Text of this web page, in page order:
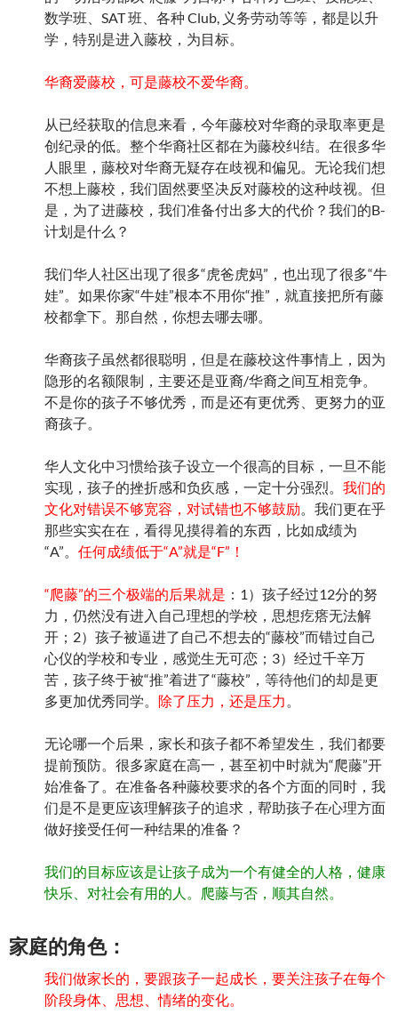
数学班、SAT 班、各种 Club, 义务劳动等等，都是以升
学，特别是进入藤校，为目标。
华裔爱藤校，可是藤校不爱华裔。
从已经获取的信息来看，今年藤校对华裔的录取率更是
创纪录的低。整个华裔社区都在为藤校纠结。在很多华
人眼里，藤校对华裔无疑存在歧视和偏见。无论我们想
不想上藤校，我们固然要坚决反对藤校的这种歧视。但
是，为了进藤校，我们准备付出多大的代价？我们的B-
计划是什么？
我们华人社区出现了很多“虎爸虎妈”，也出现了很多“牛
娃”。如果你家“牛娃”根本不用你“推”，就直接把所有藤
校都拿下。那自然，你想去哪去哪。
华裔孩子虽然都很聪明，但是在藤校这件事情上，因为
隐形的名额限制，主要还是亚裔/华裔之间互相竞争。
不是你的孩子不够优秀，而是还有更优秀、更努力的亚
裔孩子。
华人文化中习惯给孩子设立一个很高的目标，一旦不能
实现，孩子的挫折感和负疚感，一定十分强烈。 我们的
文化对错误不够宽容，对试错也不够鼓励。我们更在乎
那些实实在在，看得见摸得着的东西，比如成绩为
“A”。 任何成绩低于“A”就是“F”！
“爬藤”的三个极端的后果就是 ：1）孩子经过12分的努
力，仍然没有进入自己理想的学校，思想疙瘩无法解
开；2）孩子被逼进了自己不想去的“藤校”而错过自己
心仪的学校和专业，感觉生无可恋；3）经过千辛万
苦，孩子终于被“推”着进了“藤校”，等待他们的却是更
多更加优秀同学。 除了压力，还是压力 。
无论哪一个后果，家长和孩子都不希望发生，我们都要
提前预防。很多家庭在高一，甚至初中时就为“爬藤”开
始准备了。在准备各种藤校要求的各个方面的同时，我
们是不是更应该理解孩子的追求，帮助孩子在心理方面
做好接受任何一种结果的准备？
我们的目标应该是让孩子成为一个有健全的人格，健康
快乐、对社会有用的人。爬藤与否，顺其自然。
家庭的角色：
我们做家长的，要跟孩子一起成长，要关注孩子在每个
阶段身体、思想、情绪的变化。